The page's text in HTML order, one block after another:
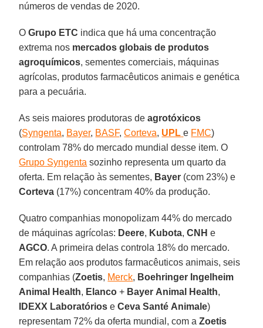
números de vendas de 2020.
OGrupo ETC indica que há uma concentração
extrema nos mercados globais de produtos
agroquímicos, sementes comerciais, máquinas
agrícolas, produtos farmacêuticos animais e genética
para a pecuária.
As seis maiores produtoras deagrotóxicos
(Syngenta, Bayer, BASF,Corteva, UPL e FMC)
controlam 78% do mercado mundial desse item. O
Grupo Syngenta sozinho representa um quarto da
oferta. Em relação às sementes, Bayer (com 23%) e
Corteva (17%) concentram 40% da produção.
Quatro companhias monopolizam 44% do mercado
de máquinas agrícolas: Deere, Kubota,CNH e
AGCO. A primeira delas controla 18% do mercado.
Em relação aos produtos farmacêuticos animais, seis
companhias (Zoetis, Merck, Boehringer Ingelheim
Animal
Health, Elanco + Bayer Animal Health,
IDEXX Laboratórios eCeva Santé Animale)
representam 72% da oferta mundial, com aZoetis